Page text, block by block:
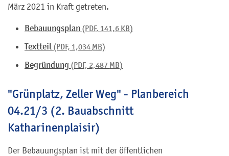
März 2021 in Kraft getreten.
Bebauungsplan (PDF, 141,6KB)
Textteil (PDF, 1,034MB)
Begründung (PDF, 2,487MB)
"Grünplatz, Zeller Weg" - Planbereich
04.21/3 (2. Bauabschnitt
Katharinenplaisir)
Der Bebauungsplan ist mit der öffentlichen